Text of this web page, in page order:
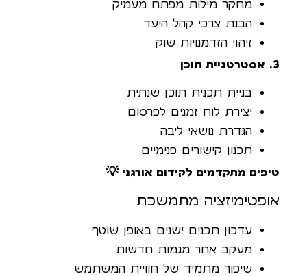
מחקר מילות מפתח מעמיק
הבנת צרכי קהל היעד
זיהוי הזדמנויות שוק
3. אסטרטגיית תוכן
בניית תכנית תוכן שנתית
יצירת לוח זמנים לפרסום
הגדרת נושאי ליבה
תכנון קישורים פנימיים
טיפים מתקדמים לקידום אורגני 💡
אופטימיזציה מתמשכת
עדכון תכנים ישנים באופן שוטף
מעקב אחר מגמות חדשות
שיפור מתמיד של חוויית המשתמש